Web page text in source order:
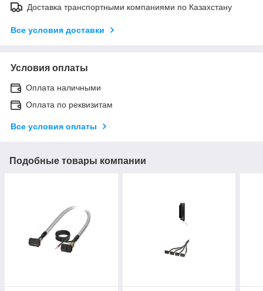
Доставка транспортными компаниями по Казахстану
Все условия доставки
Условия оплаты
Оплата наличными
Оплата по реквизитам
Все условия оплаты
Подобные товары компании